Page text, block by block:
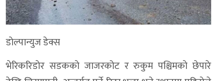
डाेल्पान्युज डेक्स
भेरिकरिडाेर सडककाे जाजरकोट र रुकुम पश्चिमकाे छेपारे